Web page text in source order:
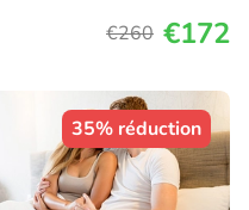
€260 €172
35% réduction